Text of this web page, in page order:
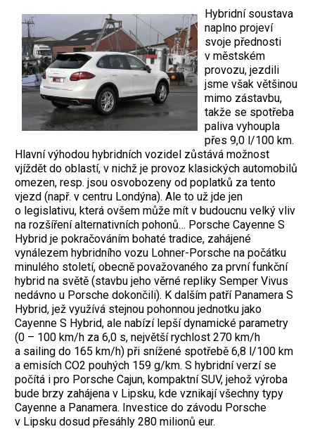
Hybridní soustava
naplno projeví
svoje přednosti
v městském
provozu, jezdili
jsme však většinou
mimo zástavbu,
takže se spotřeba
paliva vyhoupla
přes 9,0 l/100 km.
Hlavní výhodou hybridních vozidel zůstává možnost
vjíždět do oblastí, v nichž je provoz klasických automobilů
omezen, resp. jsou osvobozeny od poplatků za tento
vjezd (např. v centru Londýna). Ale to už jde jen
o legislativu, která ovšem může mít v budoucnu velký vliv
na rozšíření alternativních pohonů… Porsche Cayenne S
Hybrid je pokračováním bohaté tradice, zahájené
vynálezem hybridního vozu Lohner-Porsche na počátku
minulého století, obecně považovaného za první funkční
hybrid na světě (stavbu jeho věrné repliky Semper Vivus
nedávno u Porsche dokončili). K dalším patří Panamera S
Hybrid, jež využívá stejnou pohonnou jednotku jako
Cayenne S Hybrid, ale nabízí lepší dynamické parametry
(0 – 100 km/h za 6,0 s, největší rychlost 270 km/h
a sailing do 165 km/h) při snížené spotřebě 6,8 l/100 km
a emisích CO2 pouhých 159 g/km. S hybridní verzí se
počítá i pro Porsche Cajun, kompaktní SUV, jehož výroba
bude brzy zahájena v Lipsku, kde vznikají všechny typy
Cayenne a Panamera. Investice do závodu Porsche
v Lipsku dosud přesáhly 280 milionů eur.